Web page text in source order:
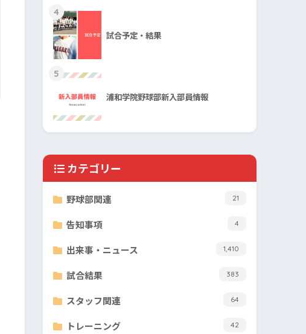
4
試合予定・結果
5
浦和学院野球部新入部員情報
カテゴリー
野球部関連 21
告知事項 4
出来事・ニュース 1,410
試合結果 383
スタッフ関連 64
トレーニング 42